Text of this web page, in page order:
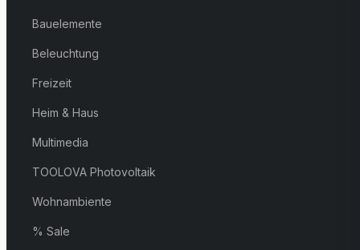
Bauelemente
Beleuchtung
Freizeit
Heim & Haus
Multimedia
TOOLOVA Photovoltaik
Wohnambiente
% Sale